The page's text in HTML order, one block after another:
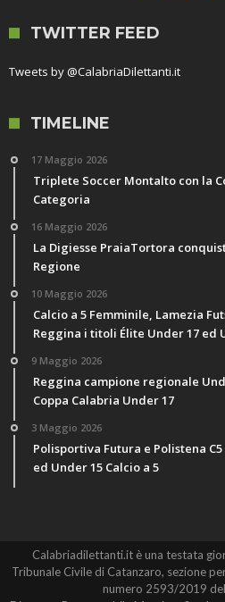
TWITTER FEED
Tweets by @CalabriaDilettanti.it
TIMELINE
17 Maggio 2026
Triplete Soccer Montalto con la
Categoria
16 Maggio 2026
La Digiesse PraiaTortora
Regione
10 Maggio 2026
Calcio a 5 Femminile, Lamezia
Reggina i titoli Élite Under 17 ed
9 Maggio 2026
Reggina campione regionale
Coppa Calabria Under 17
3 Maggio 2026
Polisportiva Futura e Polistena
ed Under 15 Calcio a 5
Calabriadilettanti.it è una testata
Tribunale Civile di Catanzaro, sezione
numero 2593/2019